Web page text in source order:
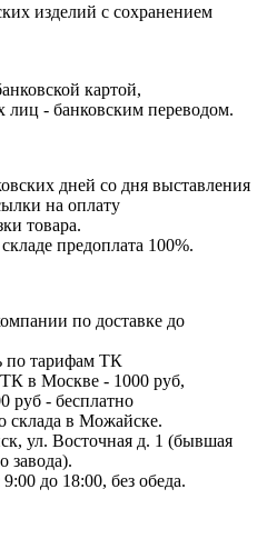
изделий с сохранением
картой,
- банковским переводом.
дней со дня выставления
на оплату
товара.
предоплата 100%.
по доставке до
по тарифам ТК
ТК в Москве - 1000 руб,
руб - бесплатно
склада в Можайске.
ул. Восточная д. 1 (бывшая
завода).
до 18:00, без обеда.